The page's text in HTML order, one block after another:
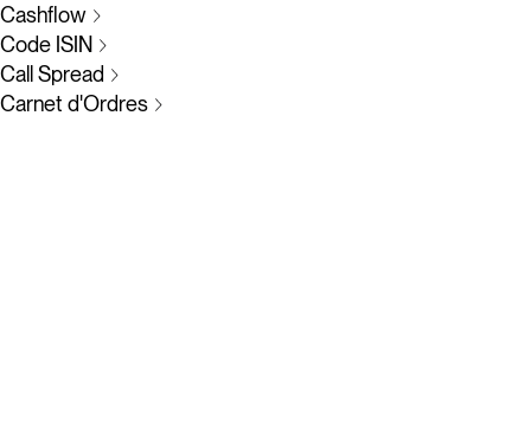
Cashflow
Code ISIN
Call Spread
Carnet d'Ordres